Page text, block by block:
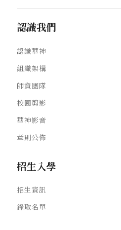
認識我們
認識華神
組織架構
師資團隊
校園剪影
華神影音
章則公佈
招生入學
招生資訊
錄取名單